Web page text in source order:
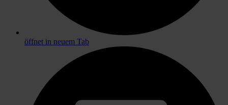
öffnet in neuem Tab